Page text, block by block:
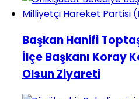
Başkan Hanifi
İlçe Başkanı Koray
Olsun Ziyareti